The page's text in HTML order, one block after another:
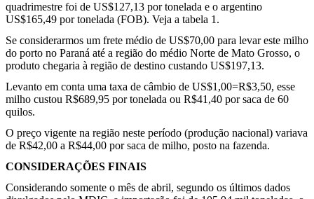
quadrimestre foi de US$127,13 por tonelada e o argentino
US$165,49 por tonelada (FOB). Veja a tabela 1.
Se considerarmos um frete médio de US$70,00 para levar este milho
do porto no Paraná até a região do médio Norte de Mato Grosso, o
produto chegaria à região de destino custando US$197,13.
Levanto em conta uma taxa de câmbio de US$1,00=R$3,50, esse
milho custou R$689,95 por tonelada ou R$41,40 por saca de 60
quilos.
O preço vigente na região neste período (produção nacional) variava
de R$42,00 a R$44,00 por saca de milho, posto na fazenda.
CONSIDERAÇÕES FINAIS
Considerando somente o mês de abril, segundo os últimos dados